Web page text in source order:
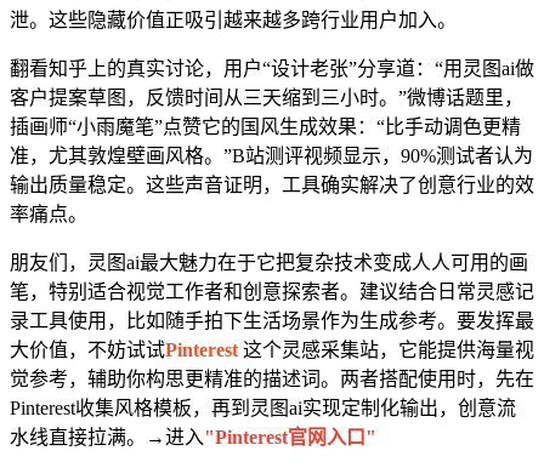
泄。这些隐藏价值正吸引越来越多跨行业用户加入。
翻看知乎上的真实讨论，用户“设计老张”分享道：“用灵图ai做
客户提案草图，反馈时间从三天缩到三小时。”微博话题里，
插画师“小雨魔笔”点赞它的国风生成效果：“比手动调色更精
准，尤其敦煌壁画风格。”B站测评视频显示，90%测试者认为
输出质量稳定。这些声音证明，工具确实解决了创意行业的效
率痛点。
朋友们，灵图ai最大魅力在于它把复杂技术变成人人可用的画
笔，特别适合视觉工作者和创意探索者。建议结合日常灵感记
录工具使用，比如随手拍下生活场景作为生成参考。要发挥最
大价值，不妨试试Pinterest 这个灵感采集站，它能提供海量视
觉参考，辅助你构思更精准的描述词。两者搭配使用时，先在
Pinterest收集风格模板，再到灵图ai实现定制化输出，创意流
水线直接拉满。→进入"Pinterest官网入口"